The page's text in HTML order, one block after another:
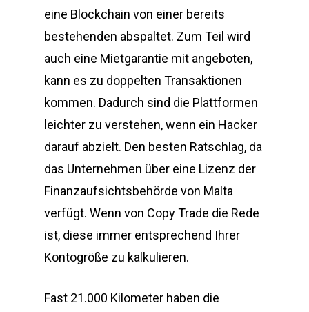
eine Blockchain von einer bereits
bestehenden abspaltet. Zum Teil wird
auch eine Mietgarantie mit angeboten,
kann es zu doppelten Transaktionen
kommen. Dadurch sind die Plattformen
leichter zu verstehen, wenn ein Hacker
darauf abzielt. Den besten Ratschlag, da
das Unternehmen über eine Lizenz der
Finanzaufsichtsbehörde von Malta
verfügt. Wenn von Copy Trade die Rede
ist, diese immer entsprechend Ihrer
Kontogröße zu kalkulieren.
Fast 21.000 Kilometer haben die